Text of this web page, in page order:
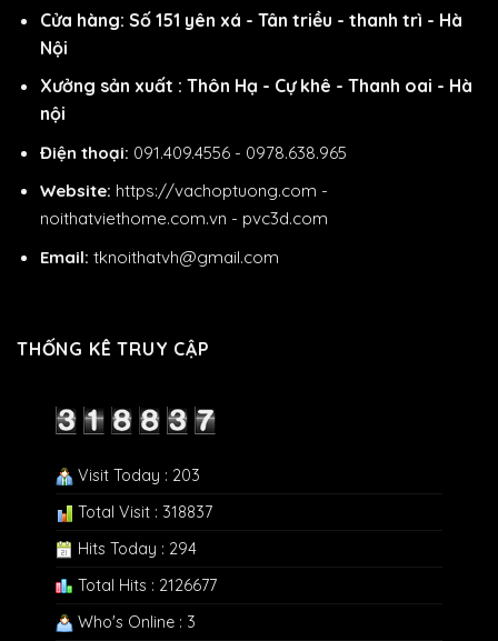
Cửa hàng: Số 151 yên xá - Tân triều - thanh trì - Hà
Nội
Xưởng sản xuất : Thôn Hạ - Cự khê - Thanh oai - Hà
nội
Điện thoại: 091.409.4556 - 0978.638.965
Website: https://vachoptuong.com -
noithatviethome.com.vn - pvc3d.com
Email: tknoithatvh@gmail.com
THỐNG KÊ TRUY CẬP
Visit Today : 203
Total Visit : 318837
Hits Today : 294
Total Hits : 2126677
Who's Online : 3